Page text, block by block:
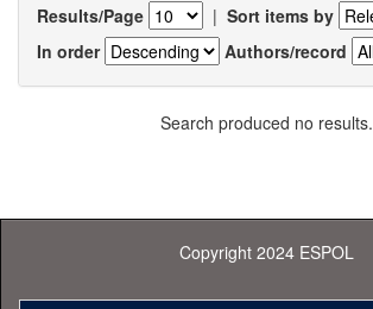
Results/Page | Sort items by
In order
Authors/record
Search produced no results.
Copyright 2024 ESPOL